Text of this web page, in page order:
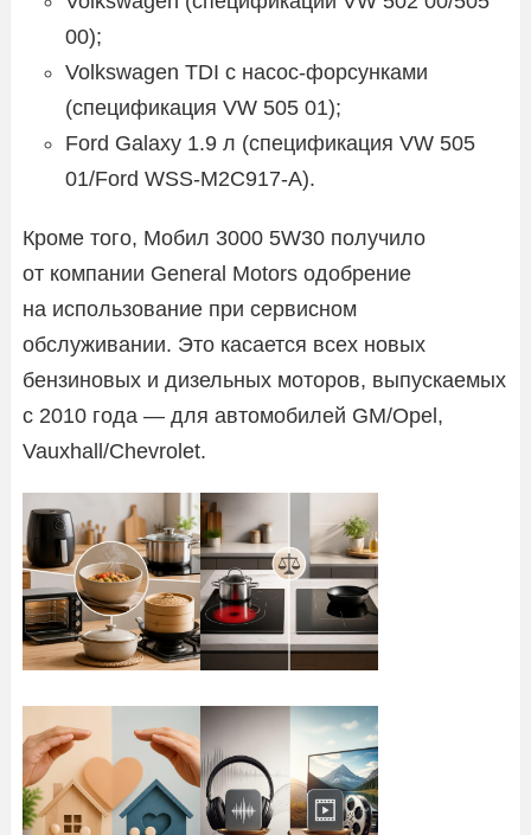
00);
Volkswagen TDI с насос-форсунками
(спецификация VW 505 01);
Ford Galaxy 1.9 л (спецификация VW 505
01/Ford WSS-M2C917-A).
Кроме того, Мобил 3000 5W30 получило
от компании General Motors одобрение
на использование при сервисном
обслуживании. Это касается всех новых
бензиновых и дизельных моторов, выпускаемых
с 2010 года — для автомобилей GM/Opel,
Vauxhall/Chevrolet.